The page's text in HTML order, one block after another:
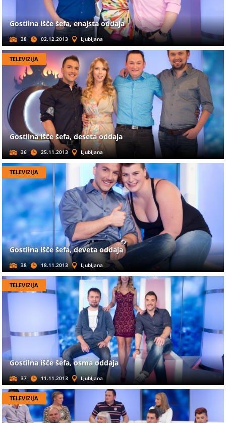
Gostilna išče šefa, enajsta oddaja
38 02.12.2013 Ljubljana
TELEVIZIJA
Gostilna išče šefa, deseta oddaja
36 25.11.2013 Ljubljana
TELEVIZIJA
Gostilna išče šefa, deveta oddaja
38 18.11.2013 Ljubljana
TELEVIZIJA
Gostilna išče šefa, osma oddaja
37 11.11.2013 Ljubljana
TELEVIZIJA